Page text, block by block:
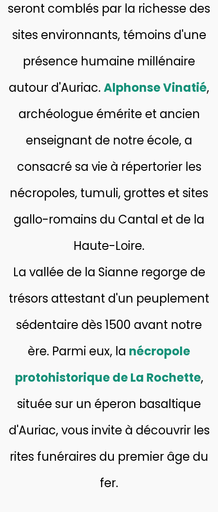
seront comblés par la richesse des
sites environnants, témoins d'une
présence humaine millénaire
autour d'Auriac. Alphonse Vinatié,
archéologue émérite et ancien
enseignant de notre école, a
consacré sa vie à répertorier les
nécropoles, tumuli, grottes et sites
gallo-romains du Cantal et de la
Haute-Loire.
La vallée de la Sianne regorge de
trésors attestant d'un peuplement
sédentaire dès 1500 avant notre
ère. Parmi eux, la nécropole
protohistorique de La Rochette,
située sur un éperon basaltique
d'Auriac, vous invite à découvrir les
rites funéraires du premier âge du
fer.